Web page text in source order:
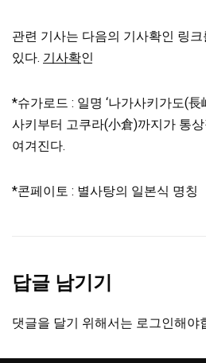
관련 기사는 다음의 기사확인 링
있다. 기사확인
*슈가로드 : 일명 ‘나가사키가도(
사키부터 고쿠라(小倉)까지가 통
여겨진다.
*콘페이토 : 별사탕의 일본식 명칭
답글 남기기
댓글을 달기 위해서는 로그인해야